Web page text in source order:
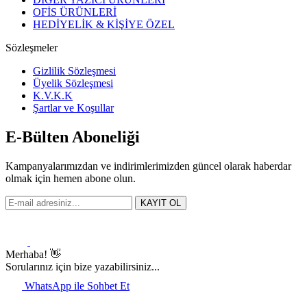
OFİS ÜRÜNLERİ
HEDİYELİK & KİŞİYE ÖZEL
Sözleşmeler
Gizlilik Sözleşmesi
Üyelik Sözleşmesi
K.V.K.K
Şartlar ve Koşullar
E-Bülten Aboneliği
Kampanyalarımızdan ve indirimlerimizden güncel olarak haberdar
olmak için hemen abone olun.
KAYIT OL
Merhaba! 👋
Sorularınız için bize yazabilirsiniz...
WhatsApp ile Sohbet Et